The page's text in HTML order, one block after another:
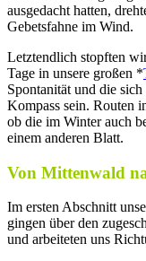
ausgedacht hatten,
Gebetsfahne im Wind.
Letztendlich stopften
Tage in unsere großen *
Spontanität und die
Kompass sein. Routen
ob die im Winter auch
einem anderen Blatt.
Von Mittenwald
Im ersten Abschnitt
gingen über den
und arbeiteten uns